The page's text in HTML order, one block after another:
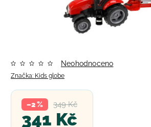
Značka: Kids globe
Neohodnoceno
349 Kč
–2 %
341 Kč